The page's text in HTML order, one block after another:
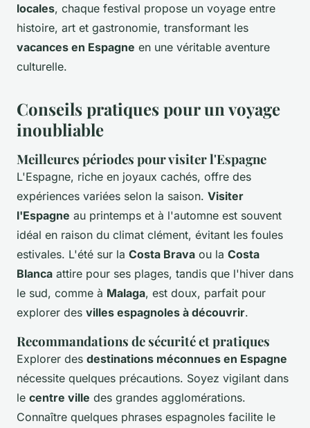
locales, chaque festival propose un voyage entre
histoire, art et gastronomie, transformant les
vacances en Espagne en une véritable aventure
culturelle.
Conseils pratiques pour un voyage
inoubliable
Meilleures périodes pour visiter l'Espagne
L'Espagne, riche en joyaux cachés, offre des
expériences variées selon la saison. Visiter
l'Espagne au printemps et à l'automne est souvent
idéal en raison du climat clément, évitant les foules
estivales. L'été sur la Costa Brava ou la Costa
Blanca attire pour ses plages, tandis que l'hiver dans
le sud, comme à Malaga, est doux, parfait pour
explorer des villes espagnoles à découvrir.
Recommandations de sécurité et pratiques
Explorer des destinations méconnues en Espagne
nécessite quelques précautions. Soyez vigilant dans
le centre ville des grandes agglomérations.
Connaître quelques phrases espagnoles facilite le